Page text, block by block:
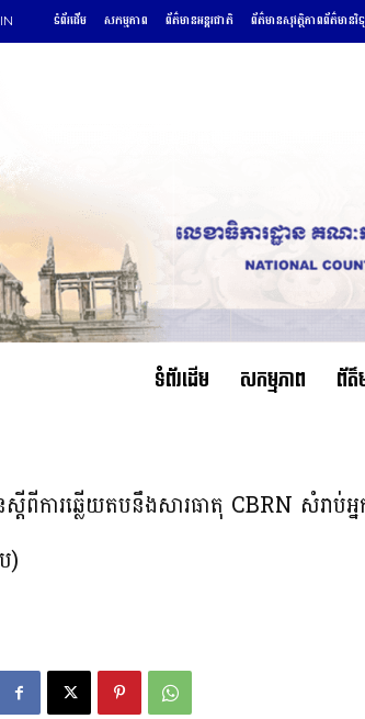
ទំព័រដើម សកម្មភាព ព័ត៌មានអន្តរជាតិ ព័ត៌មានសុវត្ថិភាពព័ត៌មានវិទ្
ទំព័រដើម សកម្មភាព ព័ត៌
ស្តី​ពី​ការ​ឆ្លើយ​តប​នឹង​សារ​ធាតុ​ CBRN សំ​រា
)